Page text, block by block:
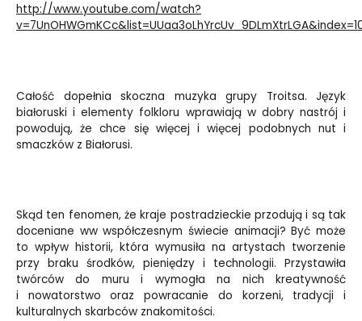
http://www.youtube.com/watch?
Całość dopełnia skoczna muzyka grupy Troitsa. Język
białoruski i elementy folkloru wprawiają w dobry nastrój i
powodują, że chce się więcej i więcej podobnych nut i
smaczków z Białorusi.
Skąd ten fenomen, że kraje postradzieckie przodują i są tak
doceniane ww współczesnym świecie animacji? Być może
to wpływ historii, która wymusiła na artystach tworzenie
przy braku środków, pieniędzy i technologii. Przystawiła
twórców do muru i wymogła na nich kreatywność
i nowatorstwo oraz powracanie do korzeni, tradycji i
kulturalnych skarbców znakomitości.